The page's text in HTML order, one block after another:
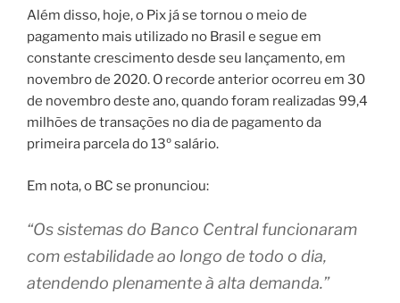
Além disso, hoje, o Pix já se tornou o meio de
pagamento mais utilizado no Brasil e segue em
constante crescimento desde seu lançamento, em
novembro de 2020. O recorde anterior ocorreu em 30
de novembro deste ano, quando foram realizadas 99,4
milhões de transações no dia de pagamento da
primeira parcela do 13º salário.
Em nota, o BC se pronunciou:
“Os sistemas do Banco Central funcionaram
com estabilidade ao longo de todo o dia,
atendendo plenamente à alta demanda.”